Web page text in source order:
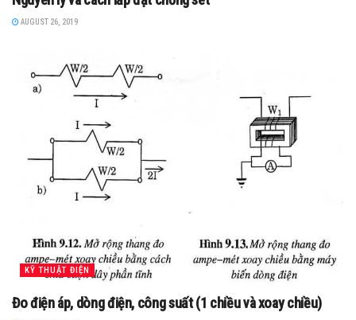
AUGUST 26, 2019
KỸ THUẬT ĐIỆN
Đo điện áp, dòng điện, công suất (1 chiều và xoay chiều)